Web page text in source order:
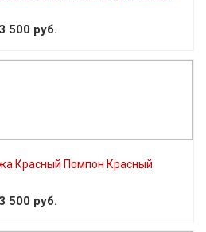
3 500 руб.
Красный Помпон Красный
3 500 руб.